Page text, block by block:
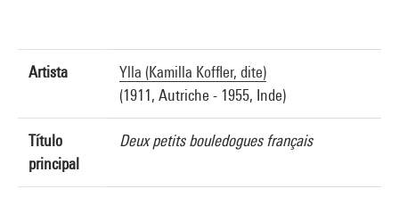
Artista
Ylla (Kamilla Koffler, dite)
(1911, Autriche - 1955, Inde)
Título
principal
Deux petits bouledogues français